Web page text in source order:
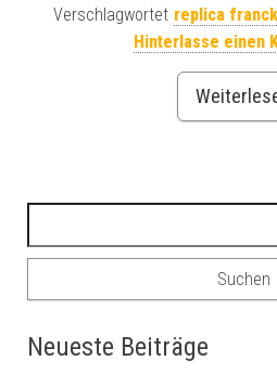
Verschlagwortet replica
Hinterlasse einen
Neueste Beiträge